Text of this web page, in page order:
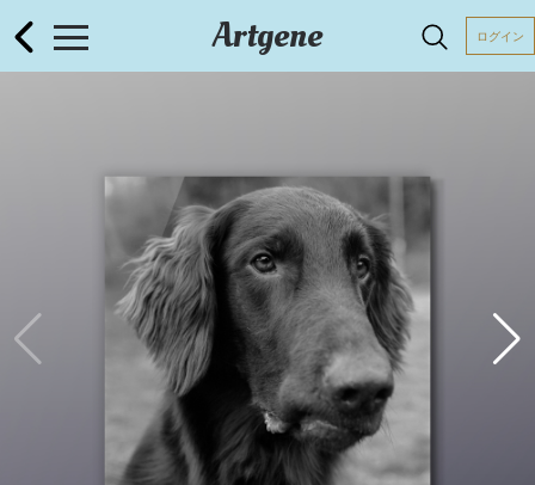
Artgene ログイン